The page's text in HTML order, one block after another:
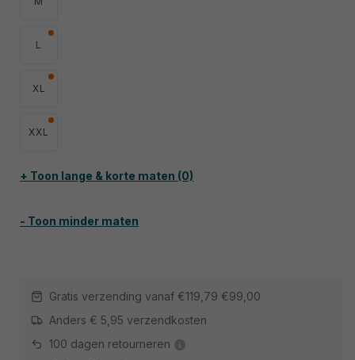
L
XL
XXL
+ Toon lange & korte maten (0)
- Toon minder maten
Gratis verzending vanaf €119,79 €99,00
Anders € 5,95 verzendkosten
100 dagen retourneren